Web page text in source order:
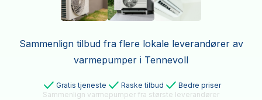
Sammenlign tilbud fra flere lokale leverandører av
varmepumper i Tennevoll
Gratis tjeneste Raske tilbud
Bedre priser
Sammenlign varmepumper fra største leverandører